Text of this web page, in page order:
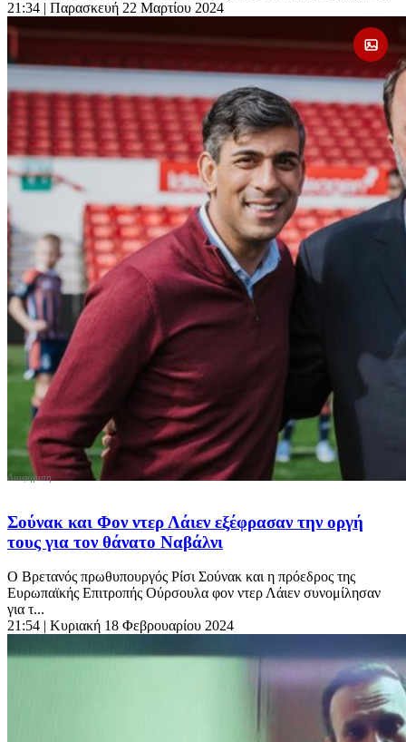
21:34 | Παρασκευή 22 Μαρτίου 2024
Σούνακ και Φον ντερ Λάιεν εξέφρασαν την οργή
τους για τον θάνατο Ναβάλνι
Ο Βρετανός πρωθυπουργός Ρίσι Σούνακ και η πρόεδρος της
Ευρωπαϊκής Επιτροπής Ούρσουλα φον ντερ Λάιεν συνομίλησαν
για τ...
21:54 | Κυριακή 18 Φεβρουαρίου 2024